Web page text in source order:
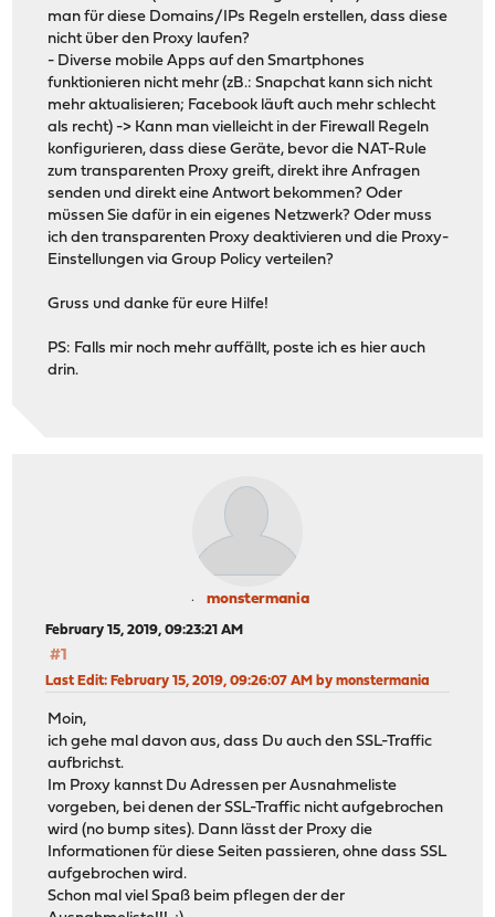
man für diese Domains/IPs Regeln erstellen, dass diese
nicht über den Proxy laufen?
- Diverse mobile Apps auf den Smartphones
funktionieren nicht mehr (zB.: Snapchat kann sich nicht
mehr aktualisieren; Facebook läuft auch mehr schlecht
als recht) -> Kann man vielleicht in der Firewall Regeln
konfigurieren, dass diese Geräte, bevor die NAT-Rule
zum transparenten Proxy greift, direkt ihre Anfragen
senden und direkt eine Antwort bekommen? Oder
müssen Sie dafür in ein eigenes Netzwerk? Oder muss
ich den transparenten Proxy deaktivieren und die Proxy-
Einstellungen via Group Policy verteilen?
Gruss und danke für eure Hilfe!
PS: Falls mir noch mehr auffällt, poste ich es hier auch
drin.
monstermania
February 15, 2019, 09:23:21 AM
#1
Last Edit: February 15, 2019, 09:26:07 AM by monstermania
Moin,
ich gehe mal davon aus, dass Du auch den SSL-Traffic
aufbrichst.
Im Proxy kannst Du Adressen per Ausnahmeliste
vorgeben, bei denen der SSL-Traffic nicht aufgebrochen
wird (no bump sites). Dann lässt der Proxy die
Informationen für diese Seiten passieren, ohne dass SSL
aufgebrochen wird.
Schon mal viel Spaß beim pflegen der der